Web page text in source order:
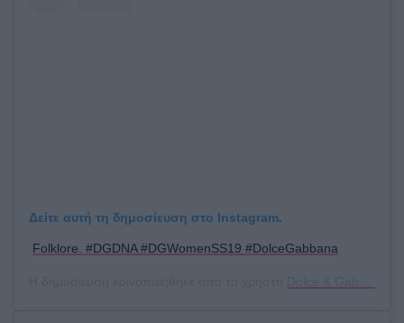
Δείτε αυτή τη δημοσίευση στο Instagram.
Folklore. #DGDNA #DGWomenSS19 #DolceGabbana